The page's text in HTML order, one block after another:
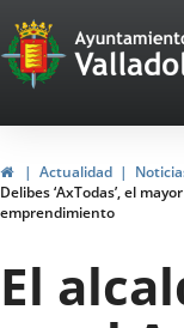
Portal
Web
del
de
InicioActualidad
Delibes ‘AxTodas’, el
emprendimiento
El